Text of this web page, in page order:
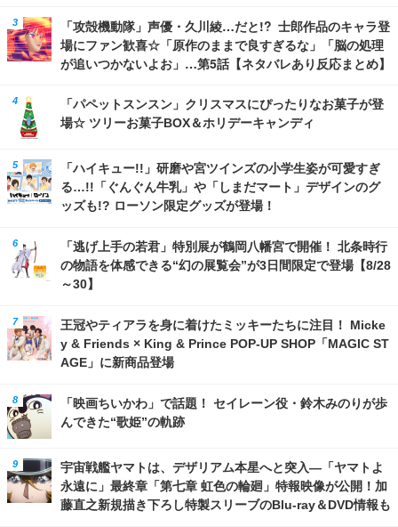
「攻殻機動隊」声優・久川綾…だと!? 士郎作品のキャラ登
場にファン歓喜☆「原作のままで良すぎるな」「脳の処理
が追いつかないよお」…第5話【ネタバレあり反応まとめ】
「パペットスンスン」クリスマスにぴったりなお菓子が登
場☆ ツリーお菓子BOX＆ホリデーキャンディ
「ハイキュー!!」研磨や宮ツインズの小学生姿が可愛すぎ
る…!!「ぐんぐん牛乳」や「しまだマート」デザインのグ
ッズも!? ローソン限定グッズが登場！
「逃げ上手の若君」特別展が鶴岡八幡宮で開催！ 北条時行
の物語を体感できる“幻の展覧会”が3日間限定で登場【8/28
～30】
王冠やティアラを身に着けたミッキーたちに注目！ Micke
y & Friends × King & Prince POP-UP SHOP「MAGIC ST
AGE」に新商品登場
「映画ちいかわ」で話題！ セイレーン役・鈴木みのりが歩
んできた“歌姫”の軌跡
宇宙戦艦ヤマトは、デザリアム本星へと突入―「ヤマトよ
永遠に」最終章「第七章 虹色の輪廻」特報映像が公開！加
藤直之新規描き下ろし特製スリーブのBlu-ray＆DVD情報も